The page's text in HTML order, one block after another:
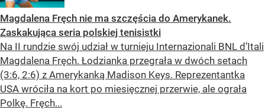
Magdalena Fręch nie ma szczęścia do Amerykanek.
Zaskakująca seria polskiej tenisistki
Na II rundzie swój udział w turnieju Internazionali BNL d’Itali
Magdalena Fręch. Łodzianka przegrała w dwóch setach
(3:6, 2:6) z Amerykanką Madison Keys. Reprezentantka
USA wróciła na kort po miesięcznej przerwie, ale ograła
Polkę. Fręch...